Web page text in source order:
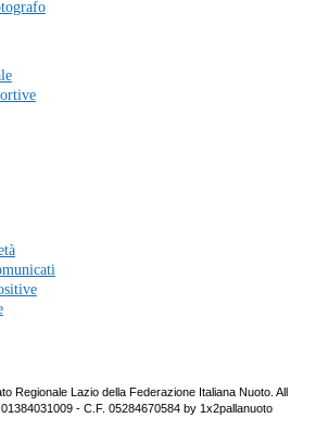
Regionale Lazio della Federazione Italiana Nuoto. All
- C.F. 05284670584 by 1x2pallanuoto